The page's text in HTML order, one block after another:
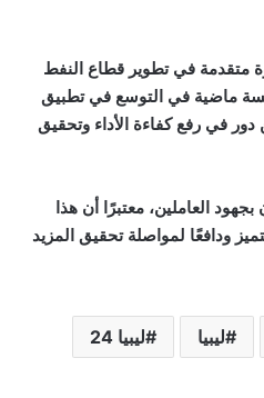
متقدمة في تطوير قطاع النفط
ماضية في التوسع في تطبيق
في رفع كفاءة الأداء وتحقيق
العاملين، معتبرًا أن هذا
ودافعًا لمواصلة تحقيق المزيد
ليبيا ليبيا 24